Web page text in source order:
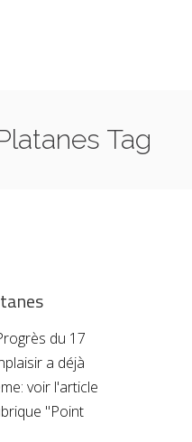
Tag
du 17
a déjà
voir l'article
"Point